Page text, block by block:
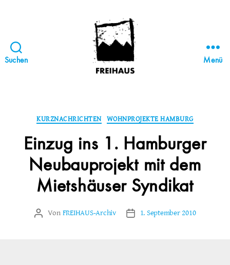
Suchen
STATTBAU
HAMBURG
Menü
Kategorien
KURZNACHRICHTEN WOHNPROJEKTE HAMBURG
Einzug ins 1. Hamburger
Neubauprojekt mit dem
Mietshäuser Syndikat
Beitragsautor
Von FREIHAUS-Archiv Veröffentlichungsdatum
1. September 2010